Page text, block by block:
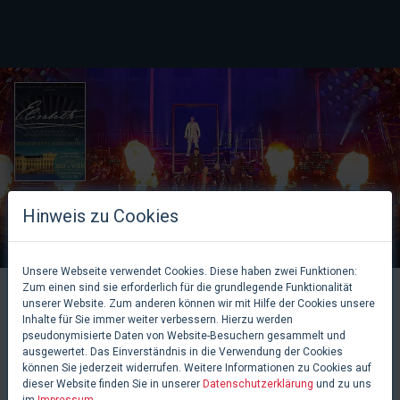
KOMMENDE
VERANSTALTUNGEN
Hinweis zu Cookies
Unsere Webseite verwendet Cookies. Diese haben zwei Funktionen:
Zum einen sind sie erforderlich für die grundlegende Funktionalität
unserer Website. Zum anderen können wir mit Hilfe der Cookies unsere
Inhalte für Sie immer weiter verbessern. Hierzu werden
pseudonymisierte Daten von Website-Besuchern gesammelt und
ausgewertet. Das Einverständnis in die Verwendung der Cookies
können Sie jederzeit widerrufen. Weitere Informationen zu Cookies auf
dieser Website finden Sie in unserer Datenschutzerklärung und zu uns